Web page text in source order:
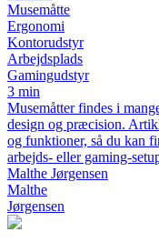
Musemåtte
Ergonomi
Kontorudstyr
Arbejdsplads
Gamingudstyr
3 min
Musemåtter findes i
design og præcision.
og funktioner, så du kan
arbejds- eller gaming-
Malthe Jørgensen
Malthe
Jørgensen